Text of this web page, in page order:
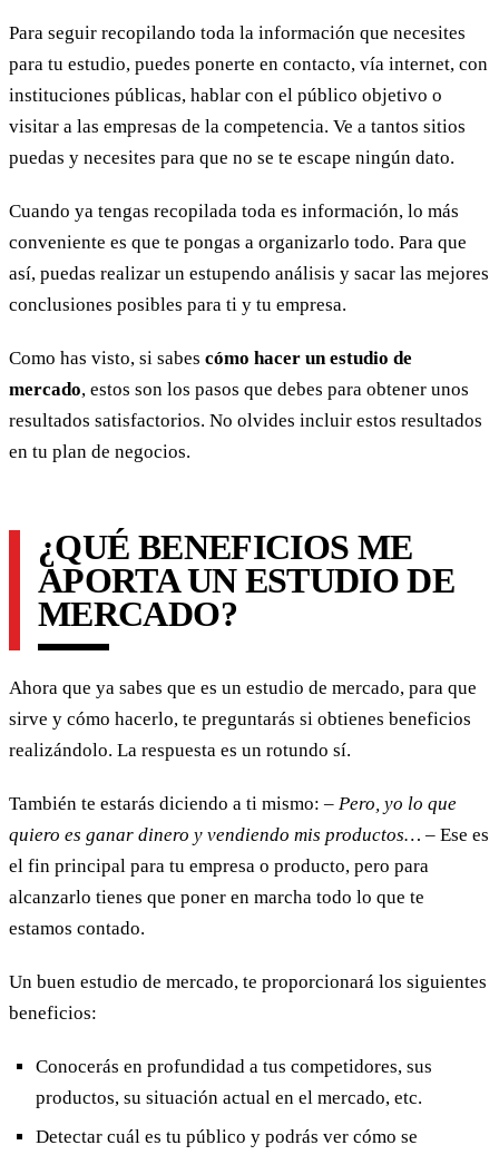
Para seguir recopilando toda la información que necesites
para tu estudio, puedes ponerte en contacto, vía internet, con
instituciones públicas, hablar con el público objetivo o
visitar a las empresas de la competencia. Ve a tantos sitios
puedas y necesites para que no se te escape ningún dato.
Cuando ya tengas recopilada toda es información, lo más
conveniente es que te pongas a organizarlo todo. Para que
así, puedas realizar un estupendo análisis y sacar las mejores
conclusiones posibles para ti y tu empresa.
Como has visto, si sabes cómo hacer un estudio de
mercado, estos son los pasos que debes para obtener unos
resultados satisfactorios. No olvides incluir estos resultados
en tu plan de negocios.
¿QUÉ BENEFICIOS ME
APORTA UN ESTUDIO DE
MERCADO?
Ahora que ya sabes que es un estudio de mercado, para que
sirve y cómo hacerlo, te preguntarás si obtienes beneficios
realizándolo. La respuesta es un rotundo sí.
También te estarás diciendo a ti mismo: – Pero, yo lo que
quiero es ganar dinero y vendiendo mis productos… – Ese es
el fin principal para tu empresa o producto, pero para
alcanzarlo tienes que poner en marcha todo lo que te
estamos contado.
Un buen estudio de mercado, te proporcionará los siguientes
beneficios:
Conocerás en profundidad a tus competidores, sus
productos, su situación actual en el mercado, etc.
Detectar cuál es tu público y podrás ver cómo se